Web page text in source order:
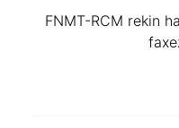
FNMT-RCM rekin